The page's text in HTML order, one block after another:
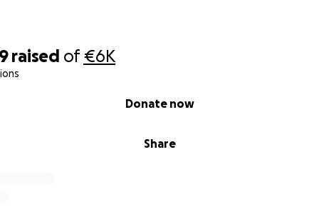
raised of€6K
Share
Donate now
Magazine